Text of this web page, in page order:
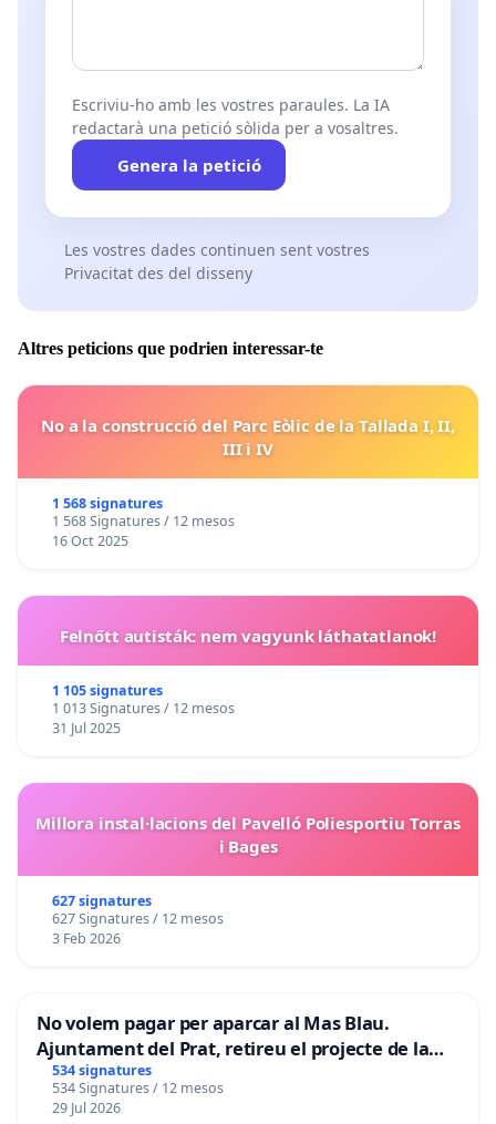
Escriviu-ho amb les vostres paraules. La IA
redactarà una petició sòlida per a vosaltres.
Genera la petició
Les vostres dades continuen sent vostres
Privacitat des del disseny
Altres peticions que podrien interessar-te
No a la construcció del Parc Eòlic de la Tallada I, II,
III i IV
1 568 signatures
1 568 Signatures / 12 mesos
16 Oct 2025
Felnőtt autisták: nem vagyunk láthatatlanok!
1 105 signatures
1 013 Signatures / 12 mesos
31 Jul 2025
Millora instal·lacions del Pavelló Poliesportiu Torras
i Bages
627 signatures
627 Signatures / 12 mesos
3 Feb 2026
No volem pagar per aparcar al Mas Blau.
Ajuntament del Prat, retireu el projecte de la
zona taronja.
534 signatures
534 Signatures / 12 mesos
29 Jul 2026